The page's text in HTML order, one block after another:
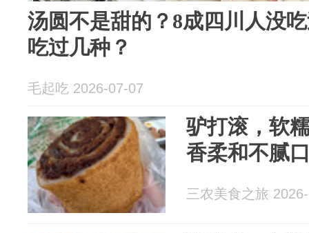
汤圆不是甜的？8成四川人没
吃过几种？
毛起吃 2026-07-07
驴打滚，软
香柔和不腻
三农美食之旅